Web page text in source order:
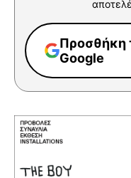
Προσθήκη
Google